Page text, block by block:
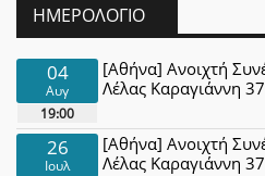
ΗΜΕΡΟΛΌΓΙΟ
04
Αυγ
19:00
[Αθήνα] Ανοιχτή
Λέλας Καραγιάννη 37
26
Ιουλ
[Αθήνα] Ανοιχτή
Λέλας Καραγιάννη 37